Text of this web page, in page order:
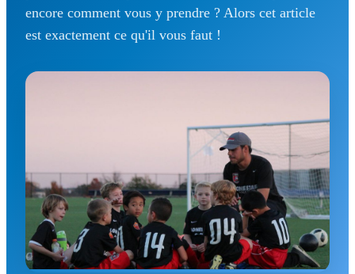
encore comment vous y prendre ? Alors cet article
est exactement ce qu'il vous faut !